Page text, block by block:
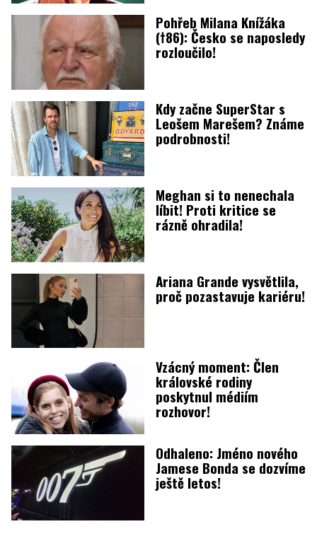
Pohřeb Milana Knížáka
(†86): Česko se naposledy
rozloučilo!
Kdy začne SuperStar s
Leošem Marešem? Známe
podrobnosti!
Meghan si to nenechala
líbit! Proti kritice se
rázně ohradila!
Ariana Grande vysvětlila,
proč pozastavuje kariéru!
Vzácný moment: Člen
královské rodiny
poskytnul médiím
rozhovor!
Odhaleno: Jméno nového
Jamese Bonda se dozvíme
ještě letos!